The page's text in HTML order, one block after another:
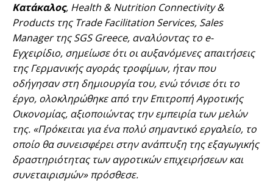
Κατάκαλος, Health & Nutrition Connectivity &
Products της Trade Facilitation Services, Sales
Manager της SGS Greece, αναλύοντας το e-
Εγχειρίδιο, σημείωσε ότι οι αυξανόμενες απαιτήσεις
της Γερμανικής αγοράς τροφίμων, ήταν που
οδήγησαν στη δημιουργία του, ενώ τόνισε ότι το
έργο, ολοκληρώθηκε από την Επιτροπή Αγροτικής
Οικονομίας, αξιοποιώντας την εμπειρία των μελών
της. «Πρόκειται για ένα πολύ σημαντικό εργαλείο, το
οποίο θα συνεισφέρει στην ανάπτυξη της εξαγωγικής
δραστηριότητας των αγροτικών επιχειρήσεων και
συνεταιρισμών» πρόσθεσε.